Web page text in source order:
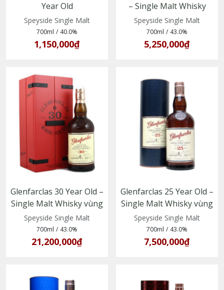
Year Old
(5018066104018)
Speyside Single Malt
700ml / 40.0%
1,150,000₫
– Single Malt Whisky
vùng Speyside, Scotland
Speyside Single Malt
700ml / 43.0%
5,250,000₫
Glenfarclas 30 Year Old –
Single Malt Whisky vùng
Speyside, Scotland
Speyside Single Malt
700ml / 43.0%
21,200,000₫
Glenfarclas 25 Year Old –
Single Malt Whisky vùng
Speyside, trưởng thành
trong thùng sherry
Speyside Single Malt
700ml / 43.0%
7,500,000₫